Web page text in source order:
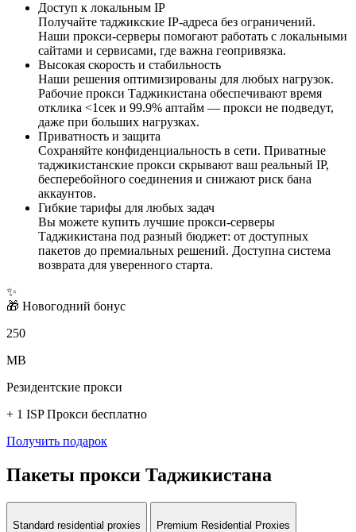
Доступ к локальным IP
Получайте таджикские IP-адреса без ограничений.
Наши прокси-серверы помогают работать с локальными
сайтами и сервисами, где важна геопривязка.
Высокая скорость и стабильность
Наши решения оптимизированы для любых нагрузок.
Рабочие прокси Таджикистана обеспечивают время
отклика <1сек и 99.9% аптайм — прокси не подведут,
даже при больших нагрузках.
Приватность и защита
Сохраняйте конфиденциальность в сети. Приватные
таджикистанские прокси скрывают ваш реальный IP,
бесперебойного соединения и снижают риск бана
аккаунтов.
Гибкие тарифы для любых задач
Вы можете купить лучшие прокси-серверы
Таджикистана под разный бюджет: от доступных
пакетов до премиальных решений. Доступна система
возврата для уверенного старта.
✨
🎁 Новогодний бонус
250
MB
Резидентские прокси
+ 1 ISP Прокси бесплатно
Получить подарок
Пакеты прокси Таджикистана
Standard residential proxies Premium Residential Proxies